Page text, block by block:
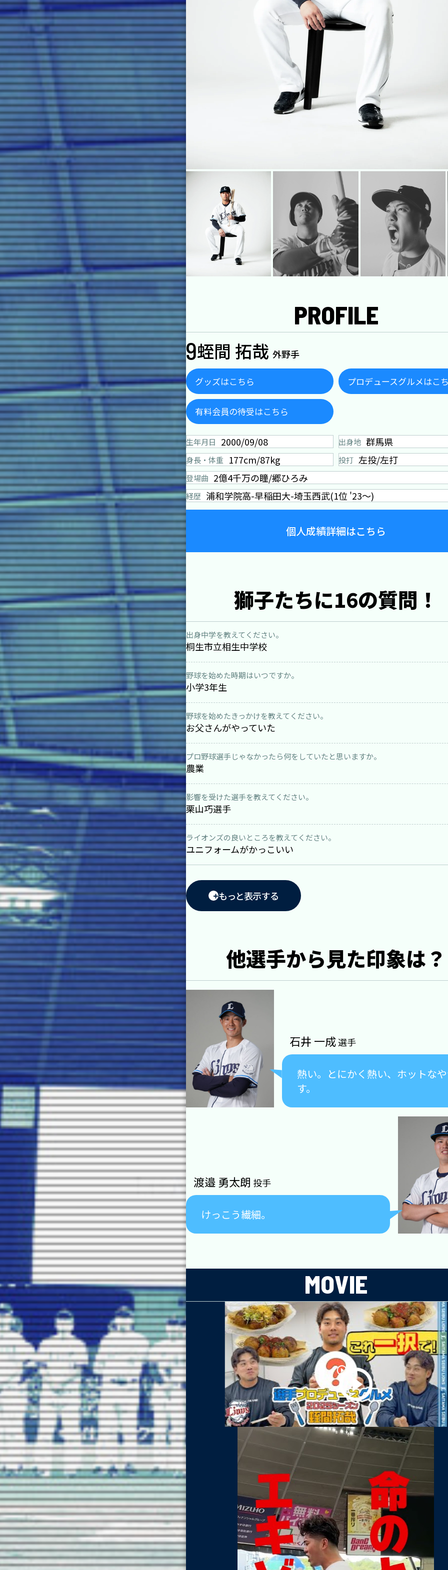
PROFILE
9蛭間 拓哉 外野手
グッズはこちら プロデュースグルメはこ
有料会員の待受はこちら
生年月日 2000/09/08 出身地 群馬県
身長・体重 177cm/87kg 投打 左投/左打
登場曲 2億4千万の瞳/郷ひろみ
経歴 浦和学院高-早稲田大-埼玉西武(1位 '23～)
個人成績詳細はこちら
獅子たちに16の質問！
出身中学を教えてください。
桐生市立相生中学校
野球を始めた時期はいつですか。
小学3年生
野球を始めたきっかけを教えてください。
お父さんがやっていた
プロ野球選手じゃなかったら何をしていたと思いますか。
農業
影響を受けた選手を教えてください。
栗山巧選手
ライオンズの良いところを教えてください。
ユニフォームがかっこいい
もっと表示する
他選手から見た印象は？
石井 一成選手
熱い。とにかく熱い、ホットな
す。
渡邉 勇太朗 投手
けっこう繊細。
MOVIE